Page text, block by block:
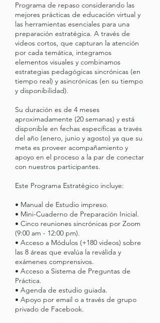
Programa de repaso considerando las
mejores prácticas de educación virtual y
las herramientas esenciales para una
preparación estratégica. A través de
videos cortos, que capturan la atención
por cada temática, integramos
elementos visuales y combinamos
estrategias pedagógicas sincrónicas (en
tiempo real) y asincrónicas (en su tiempo
y disponibilidad).
Su duración es de 4 meses
aproximadamente (20 semanas) y está
disponible en fechas específicas a través
del año (enero, junio y agosto) ya que su
meta es proveer acompañamiento y
apoyo en el proceso a la par de conectar
con nuestros participantes.
Este Programa Estratégico incluye:
• Manual de Estudio impreso.
• Mini-Cuaderno de Preparación Inicial.
• Cinco reuniones sincrónicas por Zoom
(9:00 am - 12:00 pm).
• Acceso a Módulos (+180 videos) sobre
las 8 áreas que evalúa la reválida y
exámenes comprensivos.
• Acceso a Sistema de Preguntas de
Práctica.
• Agenda de estudio guiada.
• Apoyo por email o a través de grupo
privado de Facebook.